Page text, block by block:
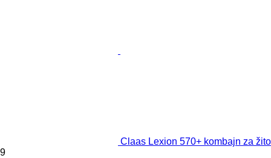
Claas Lexion 570+ kombajn za žito
9